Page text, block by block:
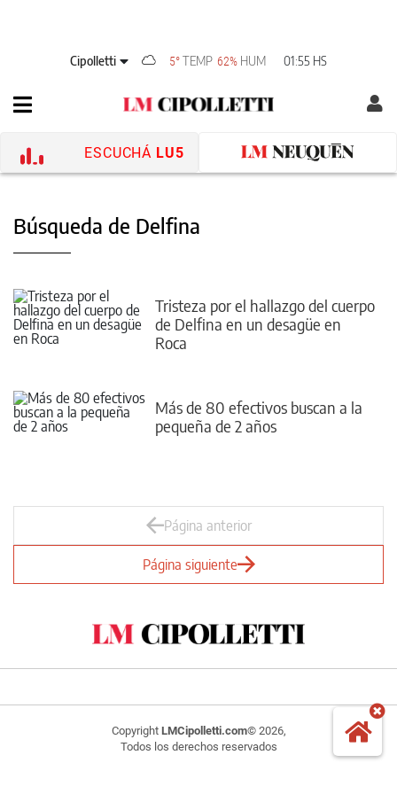
Cipolletti 5°TEMP 62% HUM 01:55 HS
ESCUCHÁ LU5
Búsqueda de Delfina
Tristeza por el hallazgo del cuerpo
de Delfina en un desagüe en
Roca
Más de 80 efectivos buscan a la
pequeña de 2 años
Página anterior
Página siguiente
Copyright LMCipolletti.com© 2026,
Todos los derechos reservados